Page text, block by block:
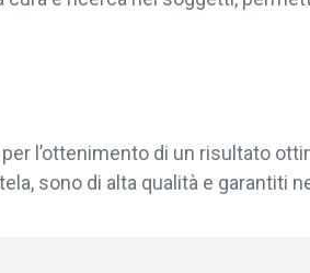
l’ottenimento di un risultato
sono di alta qualità e garantiti